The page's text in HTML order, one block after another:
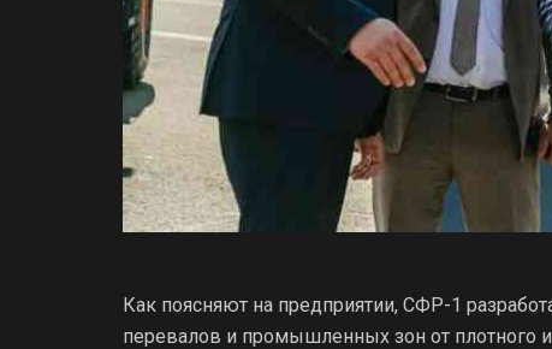
Как поясняют на предприятии, СФР-1
перевалов и промышленных зон от плотного